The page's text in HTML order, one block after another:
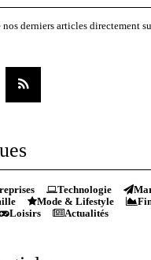
nos derniers articles directement
Technologie
Mode & Lifestyle
Loisirs Actualités